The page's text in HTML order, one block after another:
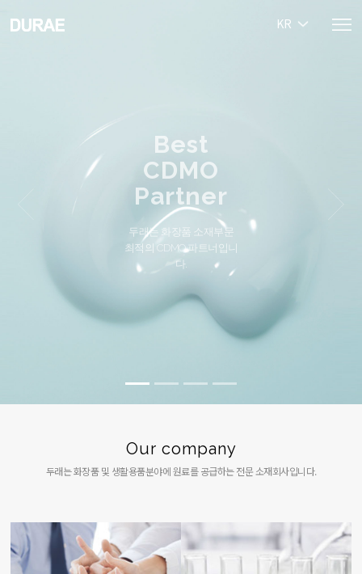
KR
Best
CDMO
Partner
두래는 화장품 소재부문
최적의 CDMO 파트너입니
다.
Our company
두래는 화장품 및 생활용품분야에 원료를 공급하는 전문 소재회사입니다.